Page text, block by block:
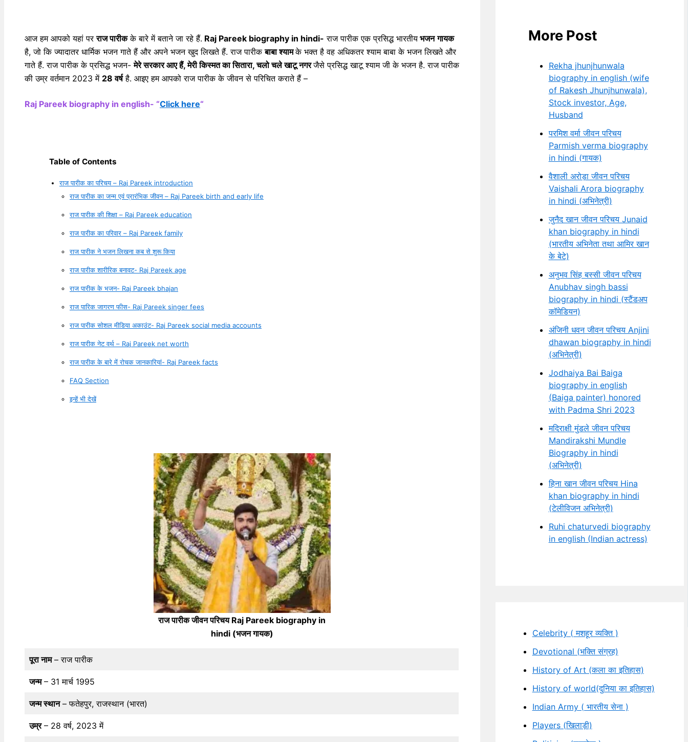
आज हम आपको यहां परराज पारीकके बारे में बताने जा रहे हैं. Raj Pareek biography in hindi- राज पारीक एक प्रसिद्ध भारतीय भजन गायक
है, जो कि ज्यादातर धार्मिक भजन गाते हैं और अपने भजन खुद लिखते हैं. राज पारीकबाबा श्यामके भक्त है वह अधिकतर श्याम बाबा के भजन लिखते और
गाते हैं. राज पारीक के प्रसिद्ध भजन-मेरे सरकार आए हैं, मेरी किस्मत का सितारा, चलो चले खाटू नगरजैसे प्रसिद्ध खाटू श्याम जी के भजन है. राज पारीक
की उम्र वर्तमान 2023 में 28 वर्षहै. आइए हम आपको राज पारीक के जीवन से परिचित कराते हैं –
Raj Pareek biography in english- “Click here“
Table of Contents
राज पारीक का परिचय – Raj Pareek introduction
राज पारीक का जन्म एवं प्रारंभिक जीवन – Raj Pareek birth and early life
राज पारीक की शिक्षा – Raj Pareek education
राज पारीक का परिवार – Raj Pareek family
राज पारीक ने भजन लिखना कब से शुरू किया
राज पारीक शारीरिक बनावट- Raj Pareek age
राज पारीक के भजन- Raj Pareek bhajan
राज पारिक जागरण फीस- Raj Pareek singer fees
राज पारीक सोशल मीडिया अकाउंट- Raj Pareek social media accounts
राज पारीक नेट वर्थ – Raj Pareek net worth
राज पारीक के बारे में रोचक जानकारियां- Raj Pareek facts
FAQ Section
इन्हें भी देखें
राज पारीक जीवन परिचय Raj Pareek biography in
hindi (भजन गायक)
पूरा नाम– राज पारीक
जन्म– 31 मार्च 1995
जन्म स्थान– फतेहपुर, राजस्थान (भारत)
उम्र– 28 वर्ष, 2023 में
More Post
Rekha jhunjhunwala
biography in english (wife
of Rakesh Jhunjhunwala),
Stock investor, Age,
Husband
परमिश वर्मा जीवन परिचय
Parmish verma biography
in hindi (गायक)
वैशाली अरोड़ा जीवन परिचय
Vaishali Arora biography
in hindi (अभिनेत्री)
जुनैद खान जीवन परिचय Junaid
khan biography in hindi
(भारतीय अभिनेता तथा आमिर खान
के बेटे)
अनुभव सिंह बस्सी जीवन परिचय
Anubhav singh bassi
biography in hindi (स्टैंडअप
कॉमेडियन)
अंजिनी धवन जीवन परिचय Anjini
dhawan biography in hindi
(अभिनेत्री)
Jodhaiya Bai Baiga
biography in english
(Baiga painter) honored
with Padma Shri 2023
मदिराक्षी मुंडले जीवन परिचय
Mandirakshi Mundle
Biography in hindi
(अभिनेत्री)
हिना खान जीवन परिचय Hina
khan biography in hindi
(टेलीविजन अभिनेत्री)
Ruhi chaturvedi biography
in english (Indian actress)
Celebrity ( मशहूर व्यक्ति )
Devotional (भक्ति संग्रह)
History of Art (कला का इतिहास)
History of world(दुनिया का इतिहास)
Indian Army ( भारतीय सेना )
Players (खिलाड़ी)